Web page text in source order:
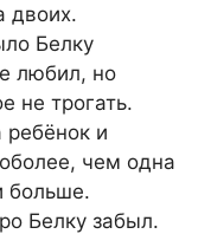
двоих.
Белку
любил, но
не трогать.
ребёнок и
чем одна
больше.
Белку забыл.